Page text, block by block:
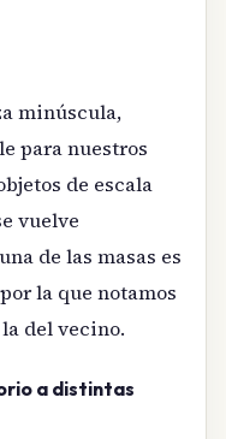
minúscula,
para nuestros
de escala
vuelve
de las masas es
la que notamos
del vecino.
a distintas